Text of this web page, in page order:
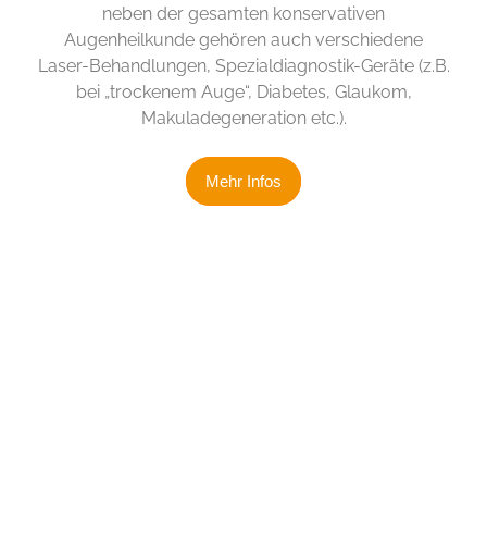
neben der gesamten konservativen
Augenheilkunde gehören auch verschiedene
Laser-Behandlungen, Spezialdiagnostik-Geräte (z.B.
bei „trockenem Auge“, Diabetes, Glaukom,
Makuladegeneration etc.).
Mehr Infos